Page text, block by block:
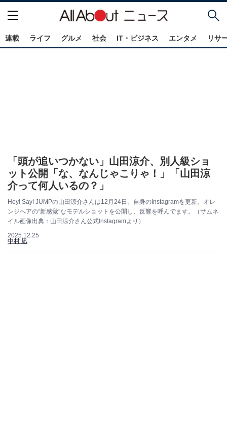
連載 ライフ グルメ 社会 IT・ビジネス エンタメ リサ
「頭が追いつかない」山田涼介、別人級ショ
ット公開「な、なんじゃこりゃ！」「山田涼
介って何人いるの？」
Hey! Say! JUMPの山田涼介さんは12月24日、自身のInstagramを更新。オレ
ンジへアの“新感覚”なモデルショットを公開し、反響を呼んでます。（サムネ
イル画像出典：山田涼介さん公式Instagramより）
2025.12.25
中村 凪